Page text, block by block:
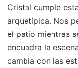
Cristal cumple
arquetípica. Nos
el patio mientras
encuadra la
cambia con las